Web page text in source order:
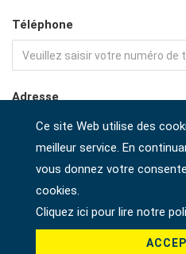
Téléphone
Adresse
Société
Ce site Web utilise des
meilleur service. En
vous donnez votre
cookies.
Cliquez ici pour lire notre